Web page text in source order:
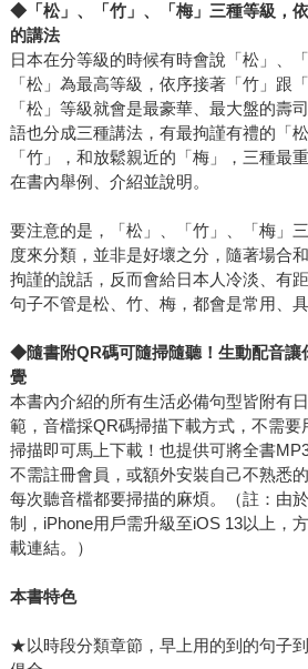
◆「松」、「竹」、「梅」三種等級，
的講法
日本在分等級的時候有時會說「松」、
「松」為最高等級，依序接著「竹」跟
「松」等級就會是最豪華、最大盤的壽
語也分成三種講法，有最拘謹有禮的「
「竹」，和放鬆親近的「梅」，三種最
在書內舉例、介紹並說明。
要注意的是，「松」、「竹」、「梅」
度來分類，並非是好壞之分，隨著場合
拘謹的說話，反而會給日本人冷淡、有
句子不管是松、竹、梅，都會是常用、具
◆隨書附QR碼可隨掃隨聽！生動配音
覺
本書內介紹的所有生活必備句型皆附有
範，音檔採QR碼掃描下載方式，不需
掃描即可馬上下載！也提供可將全書
不需註冊會員，或額外安裝自己不熟悉
每次聽音檔都要掃描的麻煩。（註：由
制，iPhone用戶需升級至iOS 13以上，
載連結。）
本書特色
★以時段分類章節，早上用的到的句子